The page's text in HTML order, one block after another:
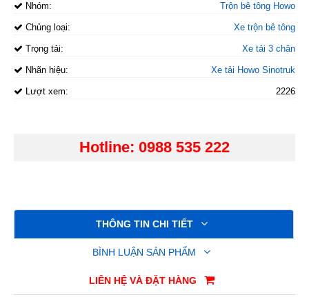
Nhóm: Trộn bê tông Howo
Chủng loại: Xe trộn bê tông
Trọng tải: Xe tải 3 chân
Nhãn hiệu: Xe tải Howo Sinotruk
Lượt xem: 2226
Hotline: 0988 535 222
THÔNG TIN CHI TIẾT
BÌNH LUẬN SẢN PHẨM
LIÊN HỆ VÀ ĐẶT HÀNG